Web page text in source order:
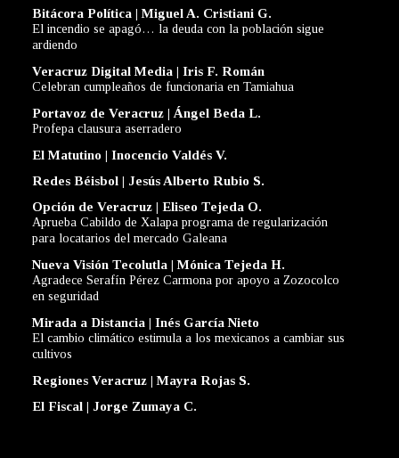
Bitácora Política | Miguel A. Cristiani G.
El incendio se apagó… la deuda con la población sigue
ardiendo
Veracruz Digital Media | Iris F. Román
Celebran cumpleaños de funcionaria en Tamiahua
Portavoz de Veracruz | Ángel Beda L.
Profepa clausura aserradero
El Matutino | Inocencio Valdés V.
Redes Béisbol | Jesús Alberto Rubio S.
Opción de Veracruz | Eliseo Tejeda O.
Aprueba Cabildo de Xalapa programa de regularización
para locatarios del mercado Galeana
Nueva Visión Tecolutla | Mónica Tejeda H.
Agradece Serafín Pérez Carmona por apoyo a Zozocolco
en seguridad
Mirada a Distancia | Inés García Nieto
El cambio climático estimula a los mexicanos a cambiar sus
cultivos
Regiones Veracruz | Mayra Rojas S.
El Fiscal | Jorge Zumaya C.